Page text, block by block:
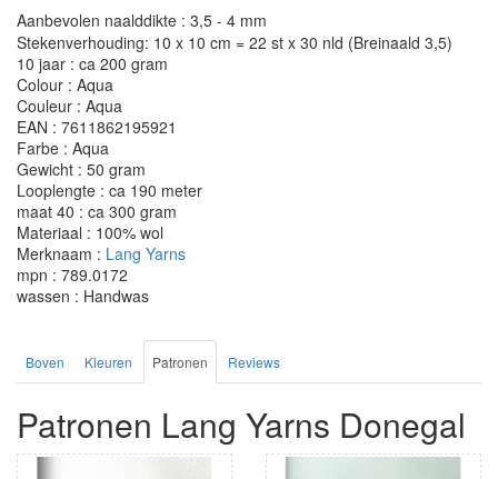
Aanbevolen naalddikte : 3,5 - 4 mm
Stekenverhouding: 10 x 10 cm = 22 st x 30 nld (Breinaald 3,5)
10 jaar : ca 200 gram
Colour : Aqua
Couleur : Aqua
EAN : 7611862195921
Farbe : Aqua
Gewicht : 50 gram
Looplengte : ca 190 meter
maat 40 : ca 300 gram
Materiaal : 100% wol
Merknaam : Lang Yarns
mpn : 789.0172
wassen : Handwas
Boven Kleuren Patronen Reviews
Patronen Lang Yarns Donegal